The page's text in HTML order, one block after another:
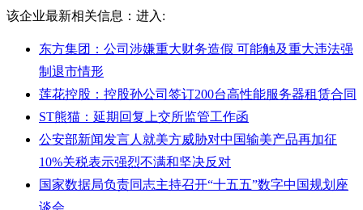
该企业最新相关信息： 进入:
东方集团：公司涉嫌重大财务造假 可能触及重大违法强
制退市情形
莲花控股：控股孙公司签订200台高性能服务器租赁合同
ST熊猫：延期回复上交所监管工作函
公安部新闻发言人就美方威胁对中国输美产品再加征
10%关税表示强烈不满和坚决反对
国家数据局负责同志主持召开“十五五”数字中国规划座
谈会